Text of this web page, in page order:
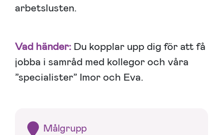
arbetslusten.
Vad händer: Du kopplar upp dig för att få
jobba i samråd med kollegor och våra
”specialister” Imor och Eva.
Målgrupp